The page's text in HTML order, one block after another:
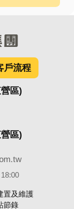
戶流程
區)
區)
置及維護
節錄